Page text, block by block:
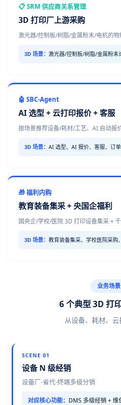
📋 SRM 供应商关系管理
3D 打印厂上游采购
激光器/控制板/树脂/金属粉末/电机的
3D 场景： 激光器/控制板/树脂/金属粉末
🤖 SBC-Agent
AI 选型 + 云打印报价 + 客服
按场景推荐设备/耗材/工艺、AI 自动报
3D 场景： AI 选型、AI 报价、客服、订
🎁 福利内购
教育装备集采 + 央国企福利
国央企/学校/医院 3D 打印设备集采 +
3D 场景： 教育装备集采、学校医院采购
业务场景
6 个典型 3D 打
从设备、耗材、
SCENE 01
设备 N 级经销
设备厂-省代-终端多级分销
对应核心功能： DMS 多级经销 + 维